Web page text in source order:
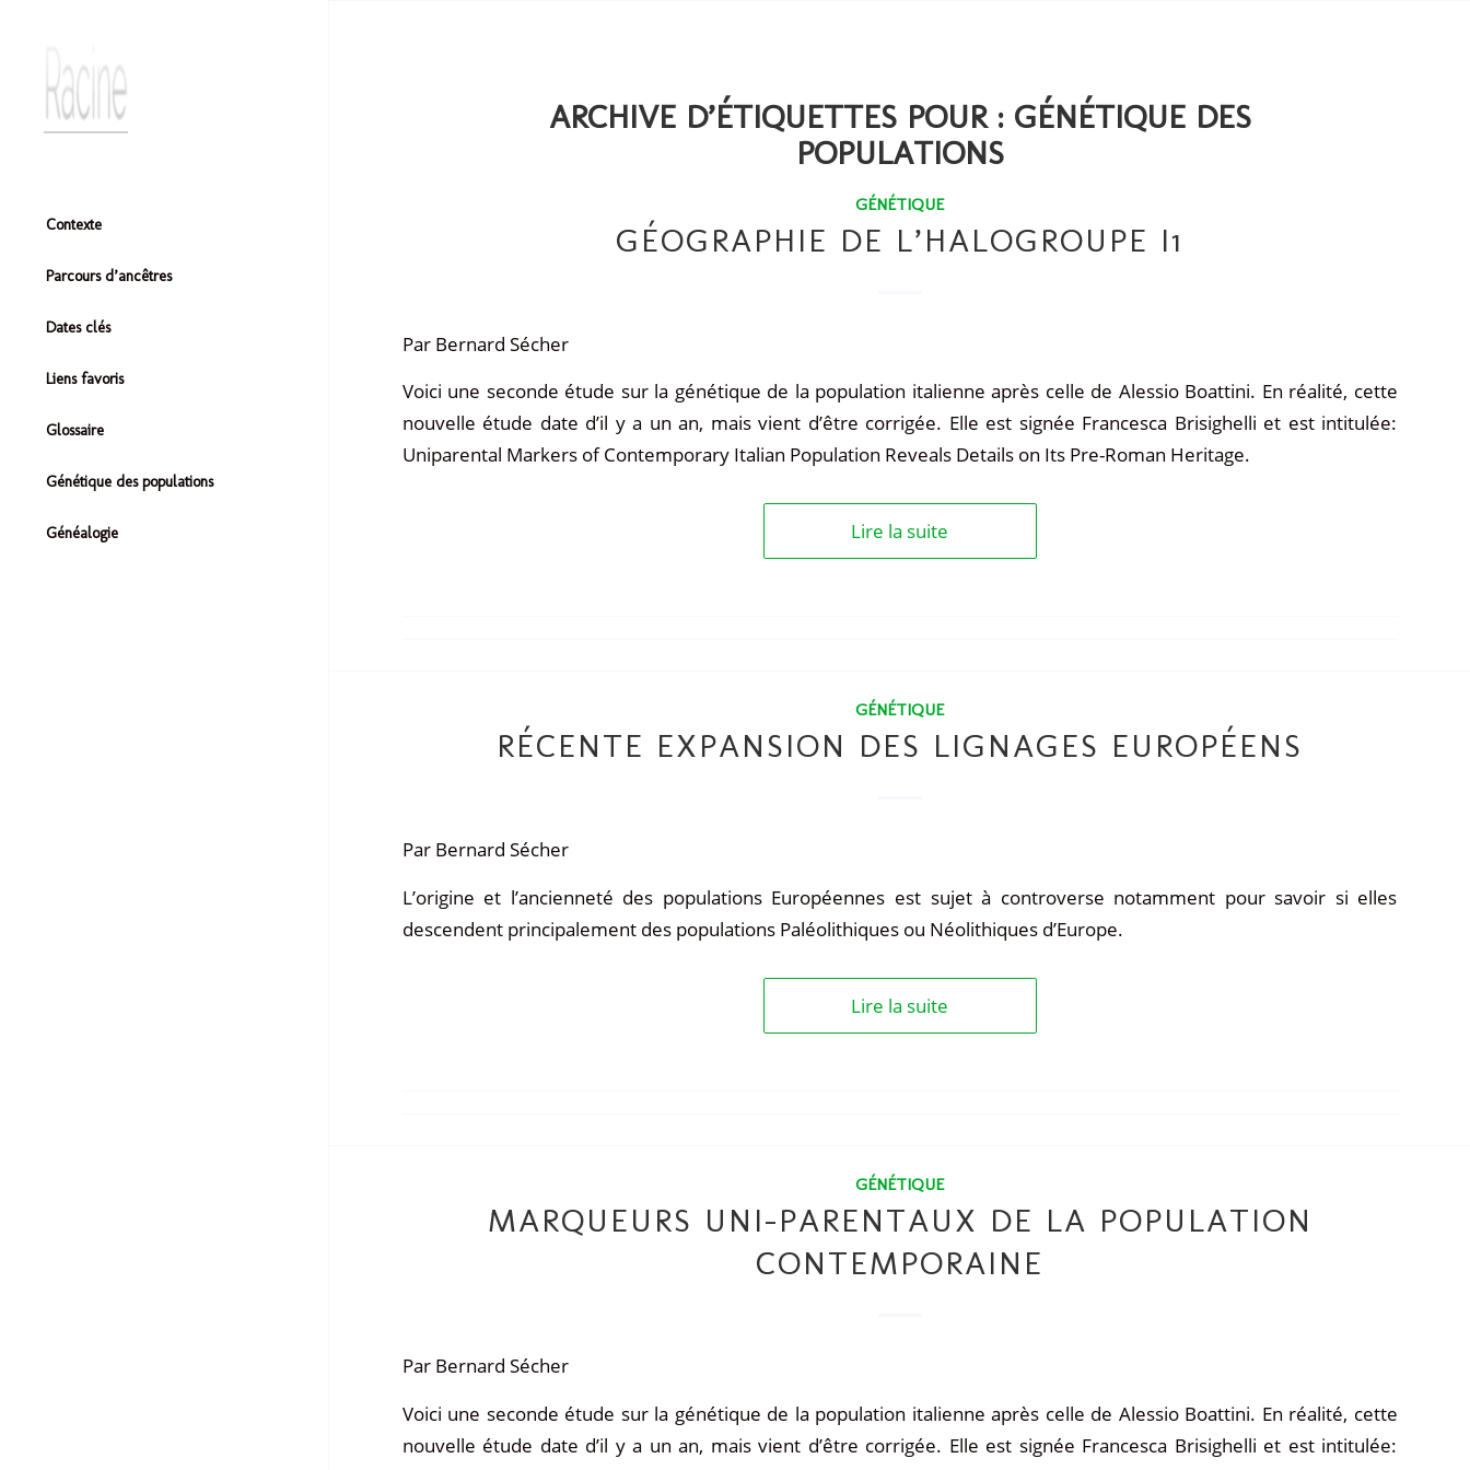
Contexte
Parcours d’ancêtres
Dates clés
Liens favoris
Glossaire
Génétique des populations
Généalogie
ARCHIVE D’ÉTIQUETTES POUR : GÉNÉTIQUE DES
POPULATIONS
GÉNÉTIQUE
GÉOGRAPHIE DE L’HALOGROUPE I1
Par Bernard Sécher
Voici une seconde étude sur la génétique de la population italienne après celle de Alessio Boattini. En réalité, cette
nouvelle étude date d’il y a un an, mais vient d’être corrigée. Elle est signée Francesca Brisighelli et est intitulée:
Uniparental Markers of Contemporary Italian Population Reveals Details on Its Pre-Roman Heritage.
Lire la suite
GÉNÉTIQUE
RÉCENTE EXPANSION DES LIGNAGES EUROPÉENS
Par Bernard Sécher
L’origine et l’ancienneté des populations Européennes est sujet à controverse notamment pour savoir si elles
descendent principalement des populations Paléolithiques ou Néolithiques d’Europe.
Lire la suite
GÉNÉTIQUE
MARQUEURS UNI-PARENTAUX DE LA POPULATION
CONTEMPORAINE
Par Bernard Sécher
Voici une seconde étude sur la génétique de la population italienne après celle de Alessio Boattini. En réalité, cette
nouvelle étude date d’il y a un an, mais vient d’être corrigée. Elle est signée Francesca Brisighelli et est intitulée: